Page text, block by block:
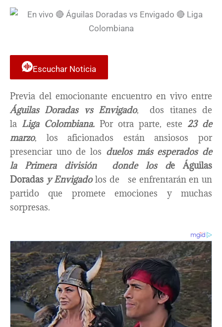
Escuchar Noticia
Previa del emocionante encuentro en vivo entre
Águilas Doradas vs Envigado,
dos titanes de
la Liga Colombiana. Por otra parte, este 23 de
marzo, los aficionados están ansiosos por
presenciar uno de los duelos más esperados de
la Primera división donde los de Águilas
Doradas y Envigadolos de se enfrentarán en un
partido que promete emociones y muchas
sorpresas.